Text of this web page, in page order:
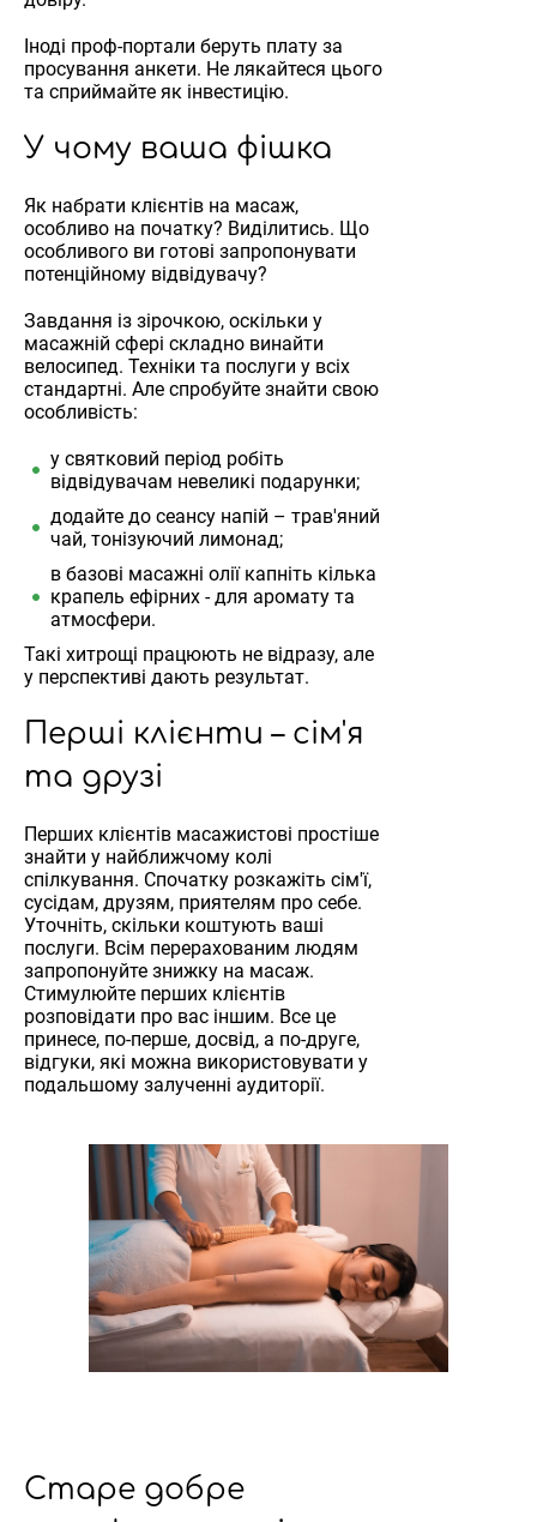
Іноді проф-портали беруть плату за
просування анкети. Не лякайтеся цього
та сприймайте як інвестицію.
У чому ваша фішка
Як набрати клієнтів на масаж,
особливо на початку? Виділитись. Що
особливого ви готові запропонувати
потенційному відвідувачу?
Завдання із зірочкою, оскільки у
масажній сфері складно винайти
велосипед. Техніки та послуги у всіх
стандартні. Але спробуйте знайти свою
особливість:
у святковий період робіть
відвідувачам невеликі подарунки;
додайте до сеансу напій – трав'яний
чай, тонізуючий лимонад;
в базові масажні олії капніть кілька
крапель ефірних - для аромату та
атмосфери.
Такі хитрощі працюють не відразу, але
у перспективі дають результат.
Перші клієнти – сім'я
та друзі
Перших клієнтів масажистові простіше
знайти у найближчому колі
спілкування. Спочатку розкажіть сім'ї,
сусідам, друзям, приятелям про себе.
Уточніть, скільки коштують ваші
послуги. Всім перерахованим людям
запропонуйте знижку на масаж.
Стимулюйте перших клієнтів
розповідати про вас іншим. Все це
принесе, по-перше, досвід, а по-друге,
відгуки, які можна використовувати у
подальшому залученні аудиторії.
Старе добре